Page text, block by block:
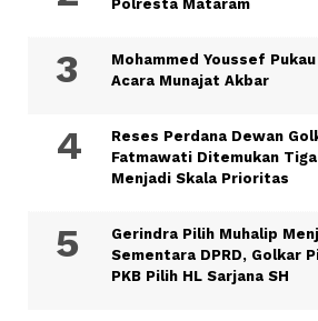
Polresta Mataram
Mohammed Youssef
Acara Munajat Akbar
Reses Perdana Dewan
Fatmawati Ditemukan
Menjadi Skala Prioritas
Gerindra Pilih Muhalip
Sementara DPRD, Golkar
PKB Pilih HL Sarjana SH